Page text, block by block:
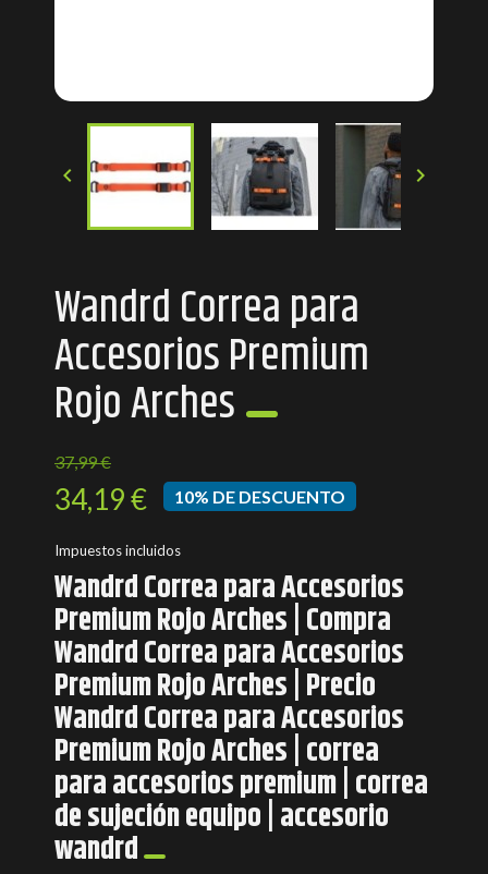
 
Wandrd Correa para
Accesorios Premium
Rojo Arches
37,99 €
34,19 € 10% DE DESCUENTO
Impuestos incluidos
Wandrd Correa para Accesorios
Premium Rojo Arches | Compra
Wandrd Correa para Accesorios
Premium Rojo Arches | Precio
Wandrd Correa para Accesorios
Premium Rojo Arches | correa
para accesorios premium | correa
de sujeción equipo | accesorio
wandrd